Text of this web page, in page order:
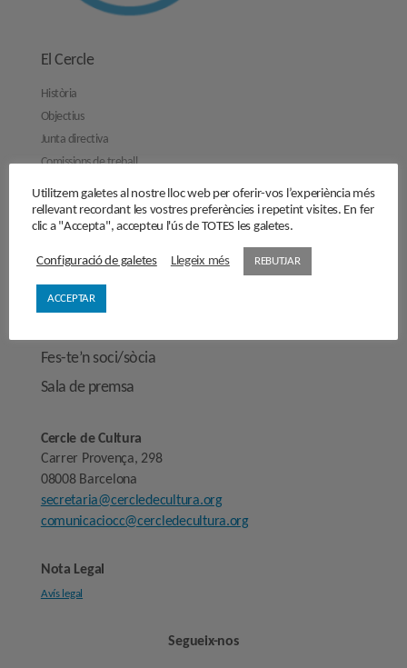
El Cercle
Història
Objectius
Junta directiva
Comissions de treball
Contacta’ns
Activitats
Manifestos
Fes-te’n soci/sòcia
Sala de premsa
Cercle de Cultura
Carrer Provença, 298
08008 Barcelona
secretaria@cercledecultura.org
comunicaciocc@cercledecultura.org
Nota Legal
Avís legal
Segueix-nos
Utilitzem galetes al nostre lloc web per oferir-vos l’experiència més
rellevant recordant les vostres preferències i repetint visites. En fer
clic a "Accepta", accepteu l'ús de TOTES les galetes.
Configuració de galetes Llegeix més REBUTJAR
ACCEPTAR